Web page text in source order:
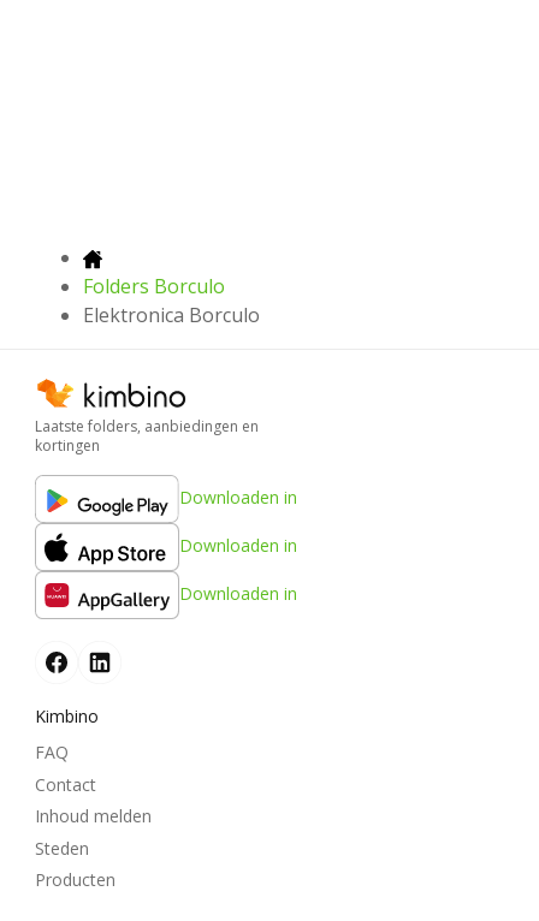
Folders Borculo
Elektronica Borculo
Laatste folders, aanbiedingen en
kortingen
Downloaden in
Downloaden in
Downloaden in
Kimbino
FAQ
Contact
Inhoud melden
Steden
Producten